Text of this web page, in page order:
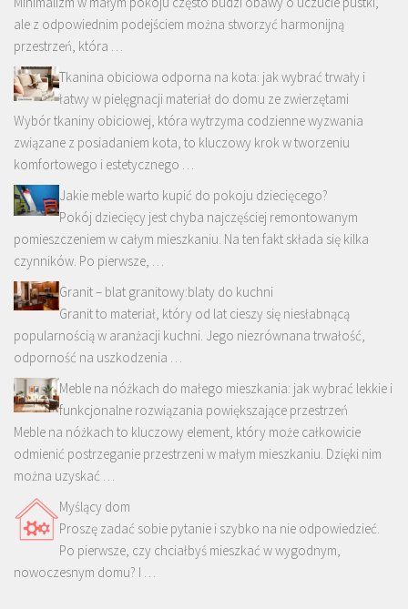
ale z odpowiednim podejściem można stworzyć harmonijną
przestrzeń, która …
Tkanina obiciowa odporna na kota: jak wybrać trwały i
łatwy w pielęgnacji materiał do domu ze zwierzętami
Wybór tkaniny obiciowej, która wytrzyma codzienne wyzwania
związane z posiadaniem kota, to kluczowy krok w tworzeniu
komfortowego i estetycznego …
Jakie meble warto kupić do pokoju dziecięcego?
Pokój dziecięcy jest chyba najczęściej remontowanym
pomieszczeniem w całym mieszkaniu. Na ten fakt składa się kilka
czynników. Po pierwsze, …
Granit – blat granitowy:blaty do kuchni
Granit to materiał, który od lat cieszy się niesłabnącą
popularnością w aranżacji kuchni. Jego niezrównana trwałość,
odporność na uszkodzenia …
Meble na nóżkach do małego mieszkania: jak wybrać lekkie i
funkcjonalne rozwiązania powiększające przestrzeń
Meble na nóżkach to kluczowy element, który może całkowicie
odmienić postrzeganie przestrzeni w małym mieszkaniu. Dzięki nim
można uzyskać …
Myślący dom
Proszę zadać sobie pytanie i szybko na nie odpowiedzieć.
Po pierwsze, czy chciałbyś mieszkać w wygodnym,
nowoczesnym domu? I …